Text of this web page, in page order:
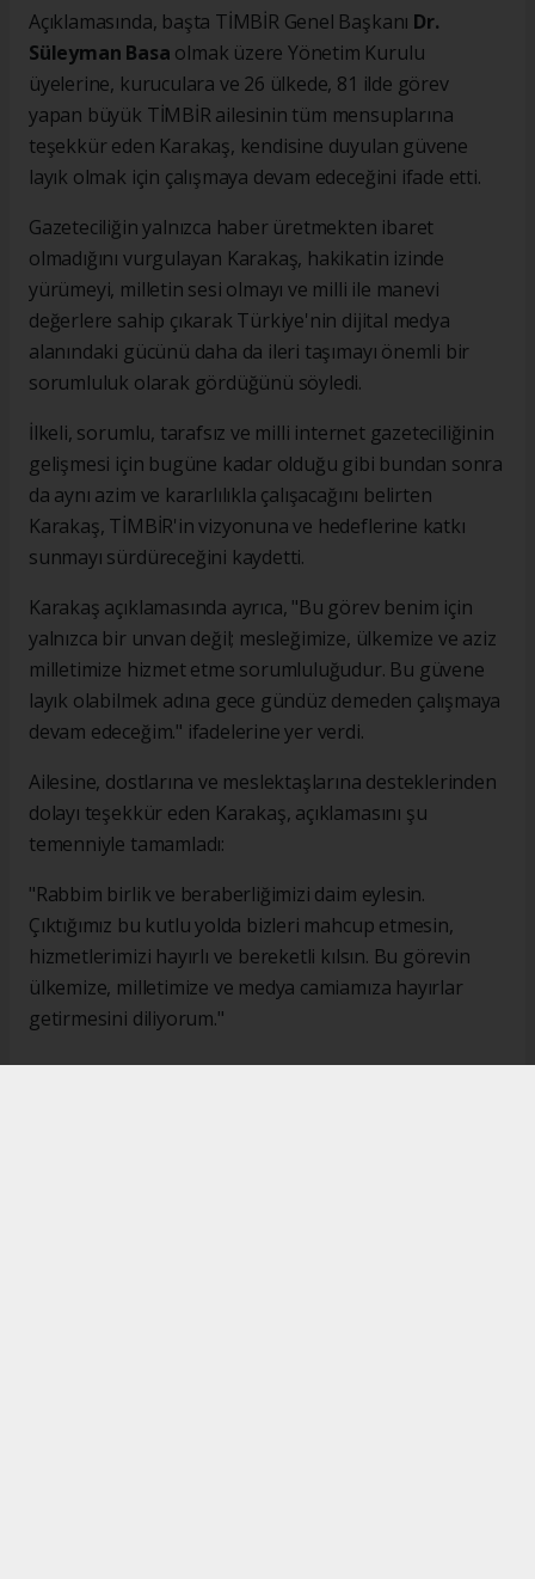
Açıklamasında, başta TİMBİR Genel Başkanı Dr.
Süleyman Basa olmak üzere Yönetim Kurulu
üyelerine, kuruculara ve 26 ülkede, 81 ilde görev
yapan büyük TİMBİR ailesinin tüm mensuplarına
teşekkür eden Karakaş, kendisine duyulan güvene
layık olmak için çalışmaya devam edeceğini ifade etti.
Gazeteciliğin yalnızca haber üretmekten ibaret
olmadığını vurgulayan Karakaş, hakikatin izinde
yürümeyi, milletin sesi olmayı ve milli ile manevi
değerlere sahip çıkarak Türkiye'nin dijital medya
alanındaki gücünü daha da ileri taşımayı önemli bir
sorumluluk olarak gördüğünü söyledi.
İlkeli, sorumlu, tarafsız ve milli internet gazeteciliğinin
gelişmesi için bugüne kadar olduğu gibi bundan sonra
da aynı azim ve kararlılıkla çalışacağını belirten
Karakaş, TİMBİR'in vizyonuna ve hedeflerine katkı
sunmayı sürdüreceğini kaydetti.
Karakaş açıklamasında ayrıca, "Bu görev benim için
yalnızca bir unvan değil; mesleğimize, ülkemize ve aziz
milletimize hizmet etme sorumluluğudur. Bu güvene
layık olabilmek adına gece gündüz demeden çalışmaya
devam edeceğim." ifadelerine yer verdi.
Ailesine, dostlarına ve meslektaşlarına desteklerinden
dolayı teşekkür eden Karakaş, açıklamasını şu
temenniyle tamamladı:
"Rabbim birlik ve beraberliğimizi daim eylesin.
Çıktığımız bu kutlu yolda bizleri mahcup etmesin,
hizmetlerimizi hayırlı ve bereketli kılsın. Bu görevin
ülkemize, milletimize ve medya camiamıza hayırlar
getirmesini diliyorum."